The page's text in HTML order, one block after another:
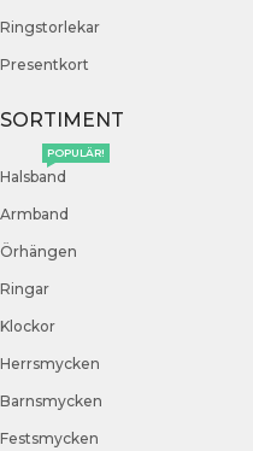
Ringstorlekar
Presentkort
SORTIMENT
Halsband
POPULÄR!
Armband
Örhängen
Ringar
Klockor
Herrsmycken
Barnsmycken
Festsmycken